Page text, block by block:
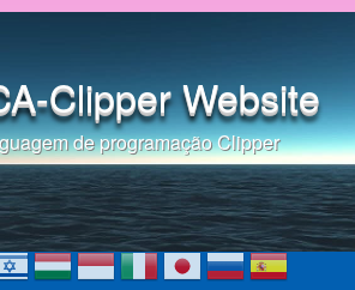
para o conteúdo
Clipper Website
de programação Clipper